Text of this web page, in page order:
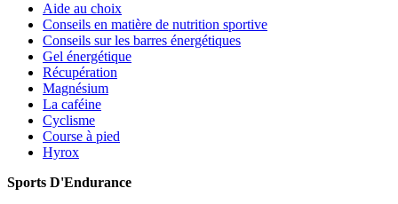
Aide au choix
Conseils en matière de nutrition sportive
Conseils sur les barres énergétiques
Gel énergétique
Récupération
Magnésium
La caféine
Cyclisme
Course à pied
Hyrox
Sports D'Endurance